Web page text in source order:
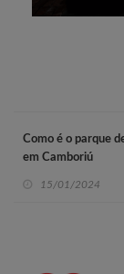
Como é o parque
em Camboriú
15/01/2024